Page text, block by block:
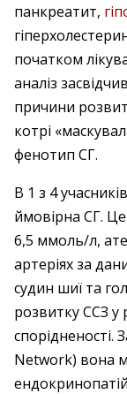
панкреатит,
початком
аналіз
причини
котрі
фенотип СГ.
В 1 з 4
ймовірна СГ.
6,5 ммоль/л,
артеріях за
судин шиї та
розвитку ССЗ у
спорідненості.
Network) вона